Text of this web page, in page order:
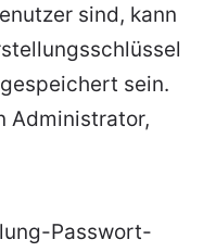
sind, kann
sein.
Administrator,
Passwort-